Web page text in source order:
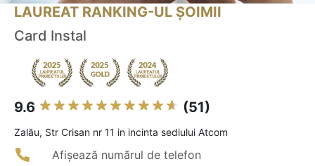
LAUREAT RANKING-UL ȘOIMII
Card Instal
9.6 (51)
Zalău, Str Crisan nr 11 in incinta sediului Atcom
Afișează numărul de telefon